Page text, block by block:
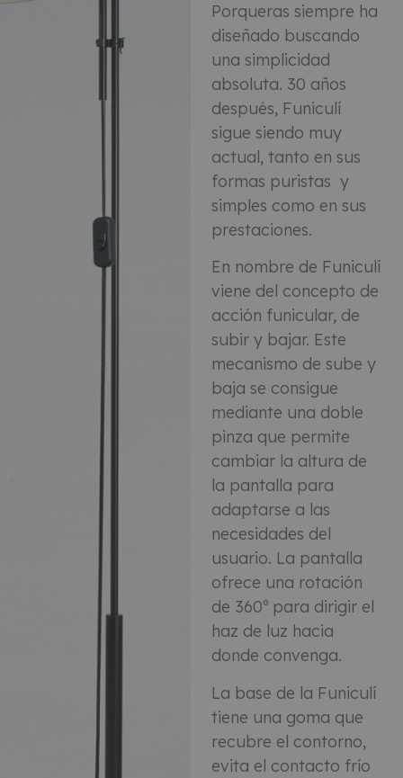
Porqueras siempre ha
diseñado buscando
una simplicidad
absoluta. 30 años
después, Funiculí
sigue siendo muy
actual, tanto en sus
formas puristas y
simples como en sus
prestaciones.
En nombre de Funiculí
viene del concepto de
acción funicular, de
subir y bajar. Este
mecanismo de sube y
baja se consigue
mediante una doble
pinza que permite
cambiar la altura de
la pantalla para
adaptarse a las
necesidades del
usuario. La pantalla
ofrece una rotación
de 360º para dirigir el
haz de luz hacia
donde convenga.
La base de la Funiculí
tiene una goma que
recubre el contorno,
evita el contacto frío